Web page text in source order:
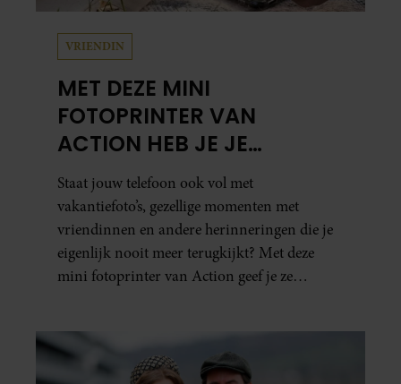
VRIENDIN
MET DEZE MINI
FOTOPRINTER VAN
ACTION HEB JE JE
FAVORIETE FOTO’S BINNEN
ÉÉN MINUUT IN HANDEN
Staat jouw telefoon ook vol met
vakantiefoto’s, gezellige momenten met
vriendinnen en andere herinneringen die je
eigenlijk nooit meer terugkijkt? Met deze
mini fotoprinter van Action geef je ze
al in handen.